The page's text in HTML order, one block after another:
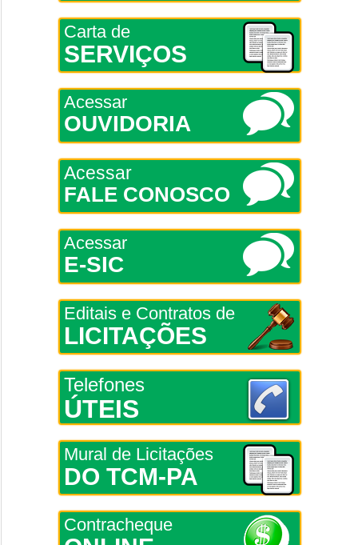
Carta de
SERVIÇOS
Acessar
OUVIDORIA
Acessar
FALE CONOSCO
Acessar
E-SIC
Editais e Contratos de
LICITAÇÕES
Telefones
ÚTEIS
Mural de Licitações
DO TCM-PA
Contracheque